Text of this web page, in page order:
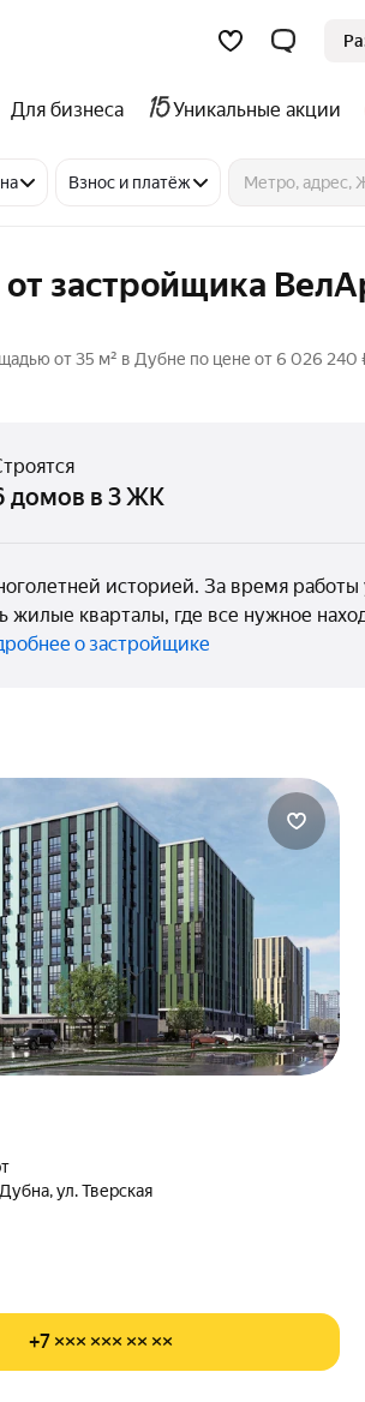
Для бизнеса Уникальные акции
Взнос и платёж
застройщика
от 35 м² в Дубне по цене от 6 026 240
домов в 3 ЖК
историей. За время
кварталы, где все нужное
о застройщике
ул. Тверская
+7 ××× ××× ×× ××